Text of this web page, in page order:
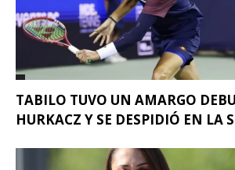
TABILO TUVO UN AMARGO
HURKACZ Y SE DESPIDIÓ EN LA